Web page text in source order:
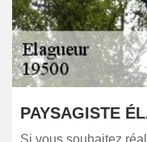
PAYSAGISTE
Si vous souhaitez